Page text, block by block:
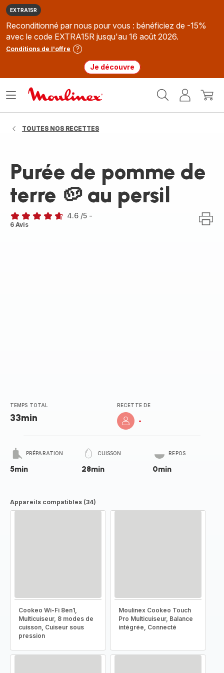
EXTRA15R
Reconditionné par nous pour vous : bénéficiez de -15%
avec le code EXTRA15R jusqu'au 16 août 2026.
Conditions de l'offre
Je découvre
MonMon
Ouvrir
TOUTES NOS RECETTES
Purée de pomme de
terre 🥔 au persil
ratings.4.6
4.6 /5 -
6 Avis
TEMPS TOTAL
33min
RECETTE DE
-
PRÉPARATION
5min
CUISSON
28min
REPOS
0min
Appareils compatibles (34)
Cookeo Wi-Fi 8en1,
Multicuiseur, 8 modes de
cuisson, Cuiseur sous
pression
Moulinex Cookeo Touch
Pro Multicuiseur, Balance
intégrée, Connecté